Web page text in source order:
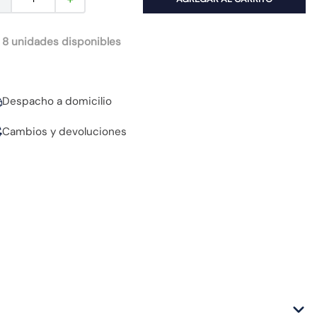
8 unidades disponibles
Despacho a domicilio
Cambios y devoluciones